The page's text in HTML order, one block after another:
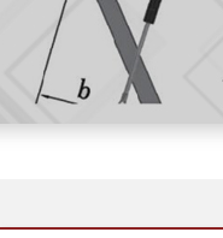
APPLICATION
SPECIFICATION